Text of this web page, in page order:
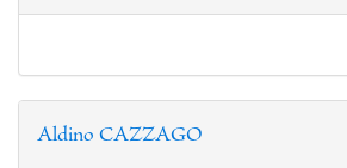
Aldino CAZZAGO